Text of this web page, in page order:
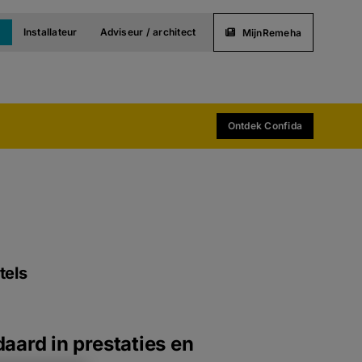
Installateur Adviseur / architect MijnRemeha
Ontdek Confida
in prestaties en